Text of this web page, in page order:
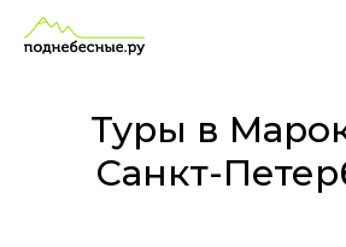
Туры
Марокко
Санкт-
Туры в
Санкт-